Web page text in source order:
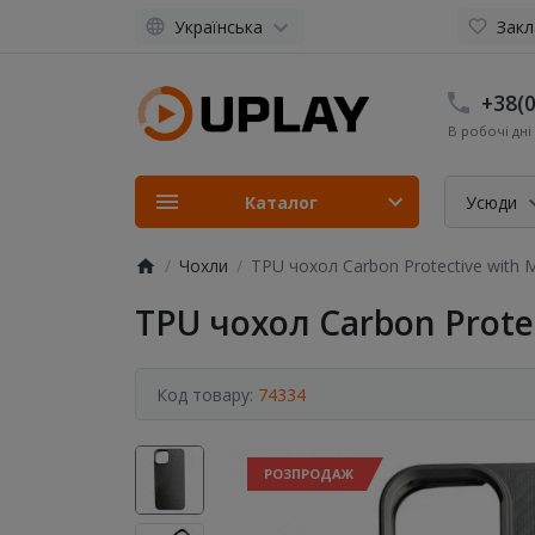
Українська
В робочі
Усюди
Каталог
Чохли TPU чохол Carbon Protective with
TPU чохол Carbon
Код товару: 74334
РОЗПРОДАЖ